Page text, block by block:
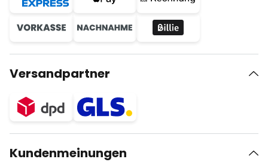
Versandpartner
Kundenmeinungen